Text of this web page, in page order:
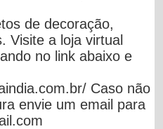
de decoração,
Visite a loja virtual
no link abaixo e
Caso não
envie um email para